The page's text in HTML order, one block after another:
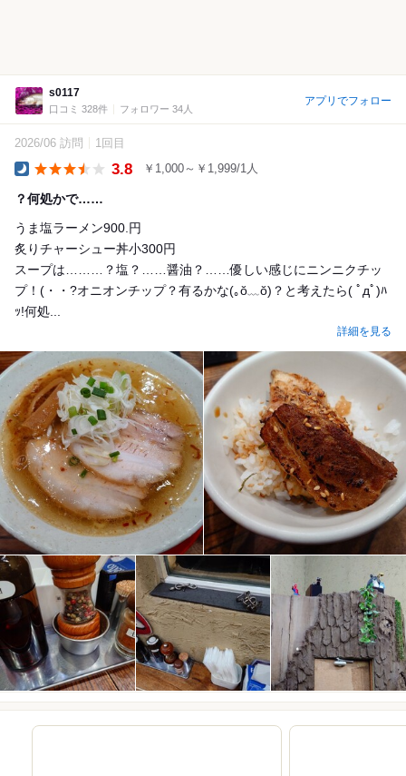
s0117
口コミ 328件 フォロワー 34人
アプリでフォロー
2026/06 訪問 1回目
3.8 ￥1,000～￥1,999/1人
？何処かで……
うま塩ラーメン900.円
炙りチャーシュー丼小300円
スープは………？塩？……醤油？……優しい感じにニンニクチッ
プ！(・・?オニオンチップ？有るかな(｡ŏ﹏ŏ)？と考えたら( ﾟдﾟ)ﾊ
ｯ!何処...
詳細を見る